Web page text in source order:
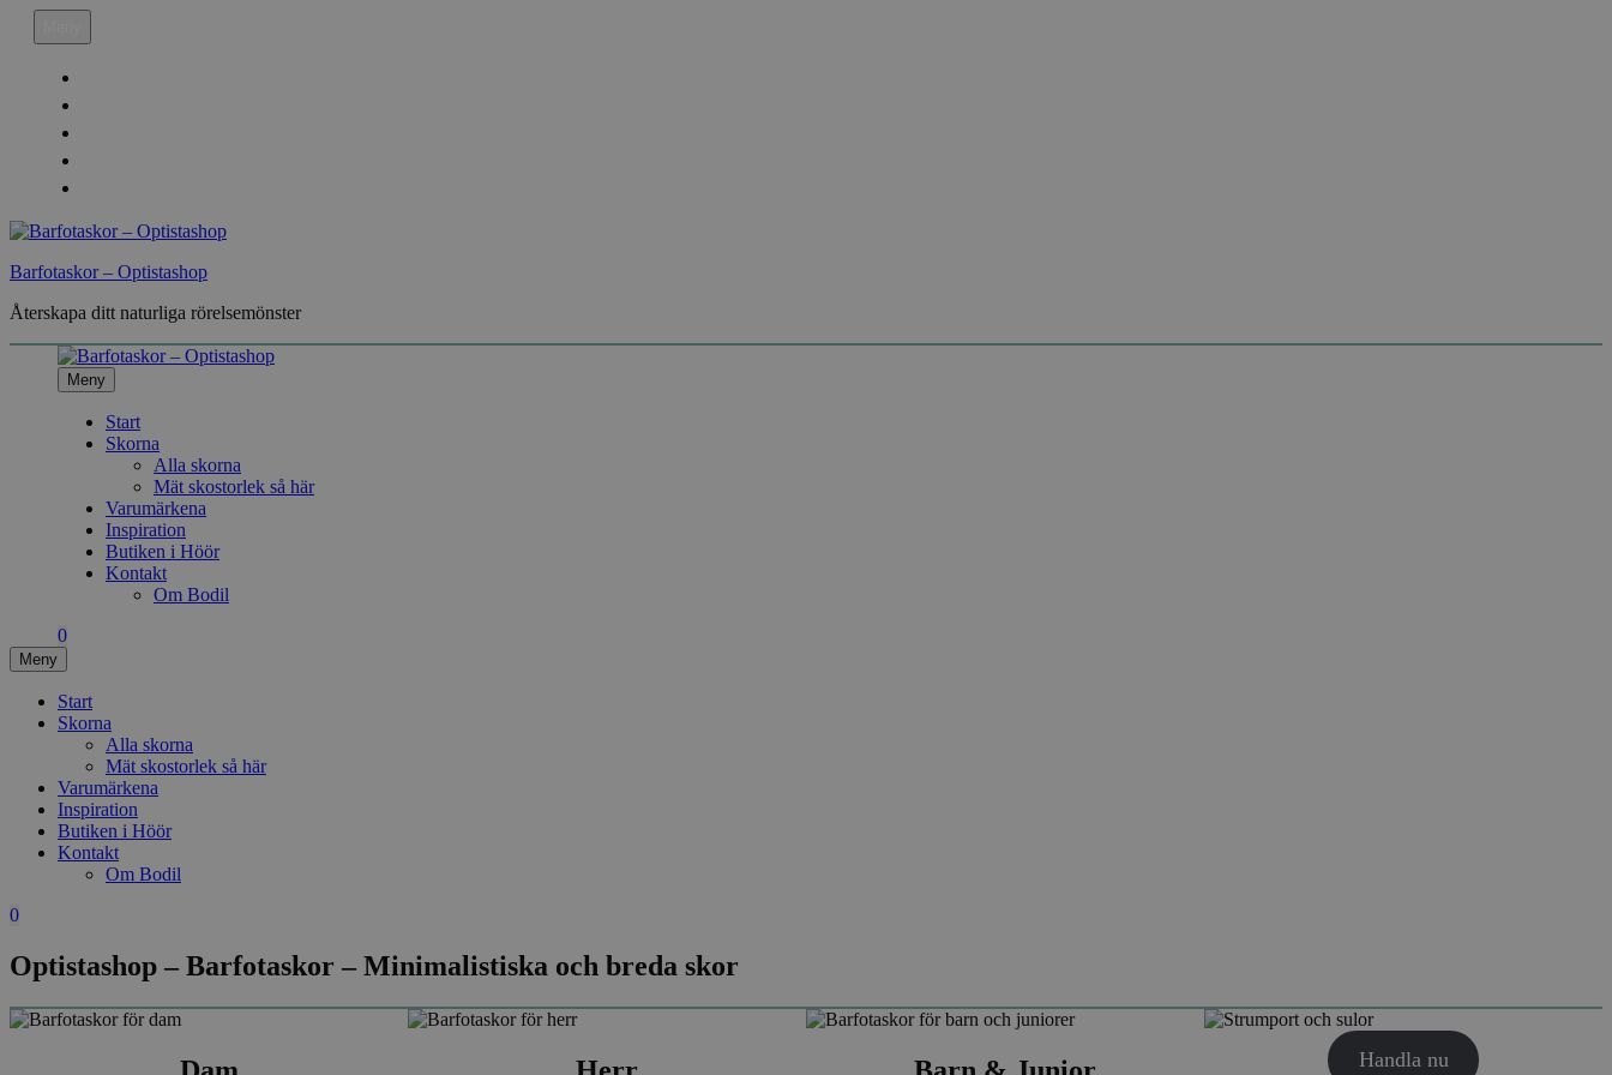
Hoppa
Barfotaskor – Optistashop
Återskapa ditt naturliga rörelsemönster
Meny
Start
Skorna
Alla skorna
Mät skostorlek så här
Varumärkena
Inspiration
Butiken i Höör
Kontakt
Om Bodil
0
Meny
Start
Skorna
Alla skorna
Mät skostorlek så här
Varumärkena
Inspiration
Butiken i Höör
Kontakt
Om Bodil
0
Optistashop – Barfotaskor – Minimalistiska och breda skor
Handla nu